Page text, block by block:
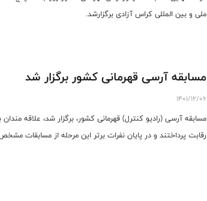
ملی و بین المللی کراس آزادی برگزارشد.
مسابقه آرسی قهرمانی کشور برگزار شد
1401/12/06
مسابقه آرسی (رادیو کنترل) قهرمانی کشور، برگزار شد، علاقه
رقابت پرداختند و در پایان نفرات برتر این مرحله از مسابقات